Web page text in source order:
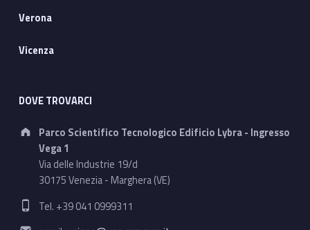
Verona
Vicenza
DOVE TROVARCI
Address:
Parco Scientifico Tecnologico Edificio Lybra - Ingresso
Vega 1
Via delle Industrie 19/d
30175 Venezia - Marghera (VE)
Phone number:
Tel. +39 041 0999311
Email address: